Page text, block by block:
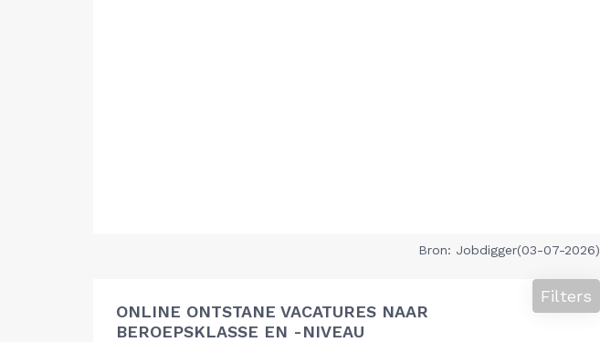
Bron: Jobdigger(03-07-2026)
ONLINE ONTSTANE VACATURES NAAR
BEROEPSKLASSE EN -NIVEAU
Filters